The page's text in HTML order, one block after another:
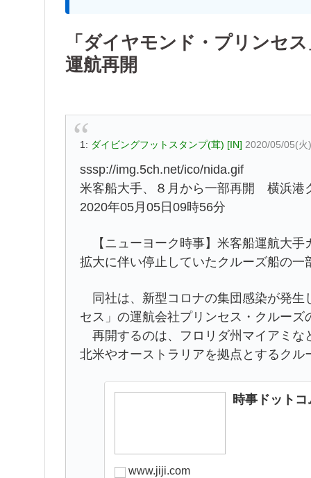
「ダイヤモンド・プリンセ
運航再開
1: ダイビングフットスタンプ(茸) [IN] 2020/05/05(
sssp://img.5ch.net/ico/nida.gif
米客船大手、８月から一部再開 横浜港
2020年05月05日09時56分
【ニューヨーク時事】米客船運航大手
拡大に伴い停止していたクルーズ船の
同社は、新型コロナの集団感染が発生
セス」の運航会社プリンセス・クルーズ
再開するのは、フロリダ州マイアミな
北米やオーストラリアを拠点とするク
時事ドットコ
www.jiji.com